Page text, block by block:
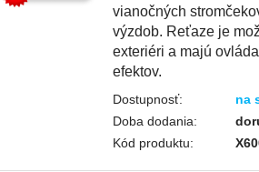
vianočných
výzdob. Reťaze je
exteriéri a majú
efektov.
Dostupnosť:
na
Doba dodania:
Kód produktu: